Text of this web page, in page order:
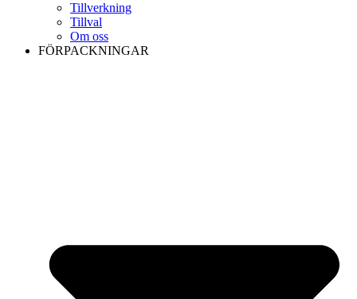
Tillverkning
Tillval
Om oss
FÖRPACKNINGAR